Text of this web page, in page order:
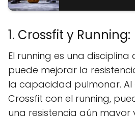
1. Crossfit y Running:
El running es una
puede mejorar la
la capacidad pulmonar. Al
Crossfit con el running,
una resistencia aún mayor